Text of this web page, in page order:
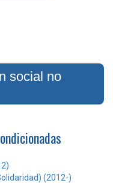
social no
(2012-)